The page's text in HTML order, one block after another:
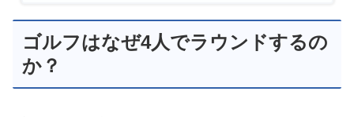
ゴルフはなぜ4人でラウンドするの
か？